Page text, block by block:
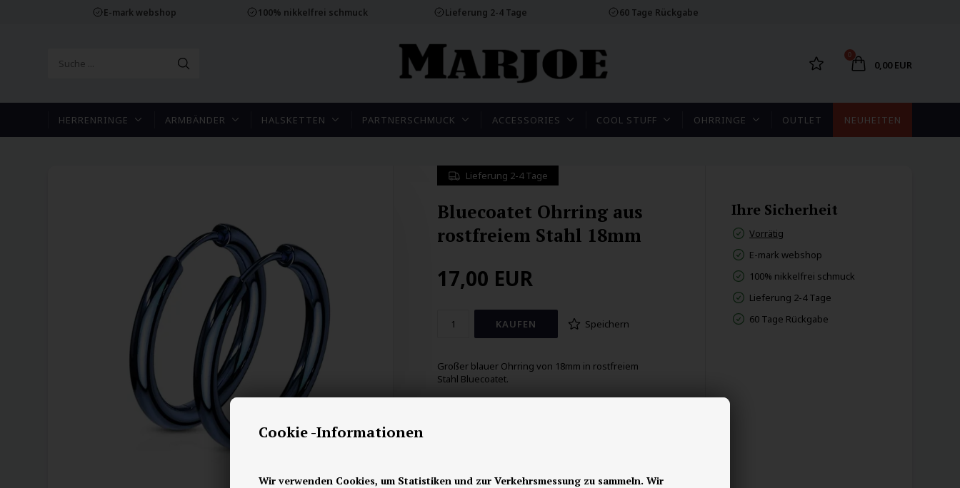
Cookie -Informationen
Wir verwenden Cookies, um Statistiken und zur Verkehrsmessung zu sammeln. Wir
E-mark webshop 100% nikkelfrei schmuck Lieferung 2-4 Tage 60 Tage Rückgabe
0
0,00 EUR
HERRENRINGE ARMBÄNDER HALSKETTEN PARTNERSCHMUCK ACCESSORIES COOL STUFF OHRRINGE OUTLET NEUHEITEN
Lieferung 2-4 Tage
Bluecoatet Ohrring aus
rostfreiem Stahl 18mm
17,00 EUR
Speichern
Großer blauer Ohrring von 18mm in rostfreiem
Stahl Bluecoatet.
Ihre Sicherheit
Vorrätig
E-mark webshop
100% nikkelfrei schmuck
Lieferung 2-4 Tage
60 Tage Rückgabe